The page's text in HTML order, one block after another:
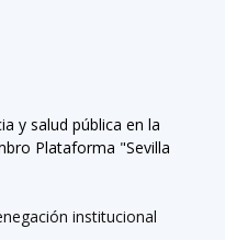
y salud pública en la
Plataforma "Sevilla
institucional